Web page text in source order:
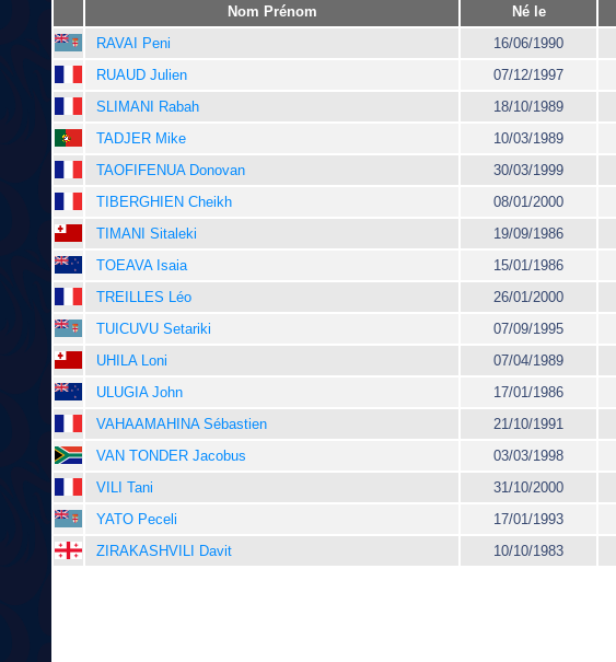
Nom Prénom
Né le
RAVAI Peni
16/06/1990
RUAUD Julien
07/12/1997
SLIMANI Rabah
18/10/1989
TADJER Mike
10/03/1989
TAOFIFENUA Donovan
30/03/1999
TIBERGHIEN Cheikh
08/01/2000
TIMANI Sitaleki
19/09/1986
TOEAVA Isaia
15/01/1986
TREILLES Léo
26/01/2000
TUICUVU Setariki
07/09/1995
UHILA Loni
07/04/1989
ULUGIA John
17/01/1986
VAHAAMAHINA Sébastien
21/10/1991
VAN TONDER Jacobus
03/03/1998
VILI Tani
31/10/2000
YATO Peceli
17/01/1993
ZIRAKASHVILI Davit
10/10/1983